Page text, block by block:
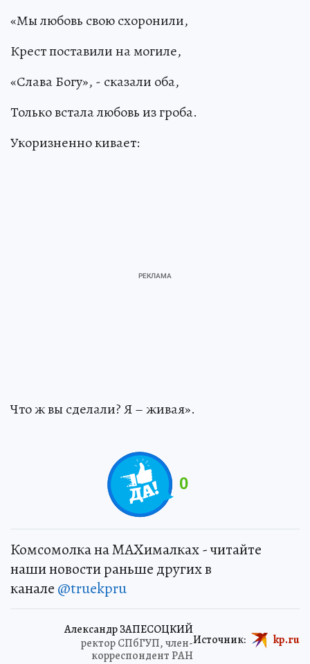
«Мы любовь свою схоронили,
Крест поставили на могиле,
«Слава Богу», - сказали оба,
Только встала любовь из гроба.
Укоризненно кивает:
Что ж вы сделали? Я – живая».
0
Комсомолка на MAXималках - читайте
наши новости раньше других в
канале @truekpru
Александр ЗАПЕСОЦКИЙ
ректор СПбГУП, член-
корреспондент РАН
Источник: kp.ru